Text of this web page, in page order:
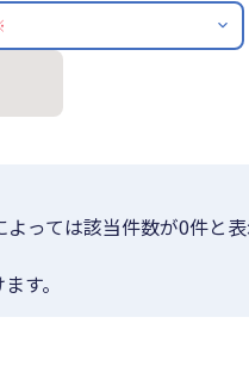
っては該当件数が0件と
す。